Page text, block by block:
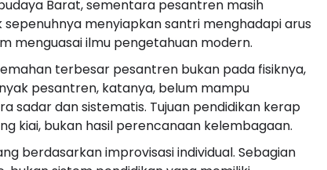
Barat, sementara pesantren masih
menyiapkan santri menghadapi arus
menguasai ilmu pengetahuan modern.
terbesar pesantren bukan pada fisiknya,
pesantren, katanya, belum mampu
sadar dan sistematis. Tujuan pendidikan kerap
kiai, bukan hasil perencanaan kelembagaan.
berdasarkan improvisasi individual. Sebagian